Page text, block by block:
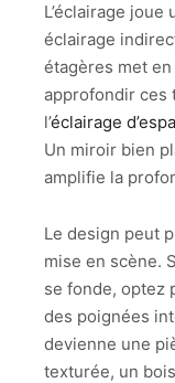
L’éclairage
éclairage
étagères met
approfondir ces
l’éclairage
Un miroir bien
amplifie la
Le design peut
mise en scène.
se fonde, optez
des poignées
devienne une
texturée, un